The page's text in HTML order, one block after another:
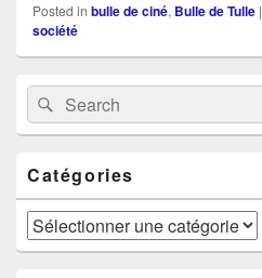
Posted in bulle de ciné, Bulle de Tulle |
société
Primary
Sidebar
Widget
Area
Search
for:
Search
Catégories
Catégories